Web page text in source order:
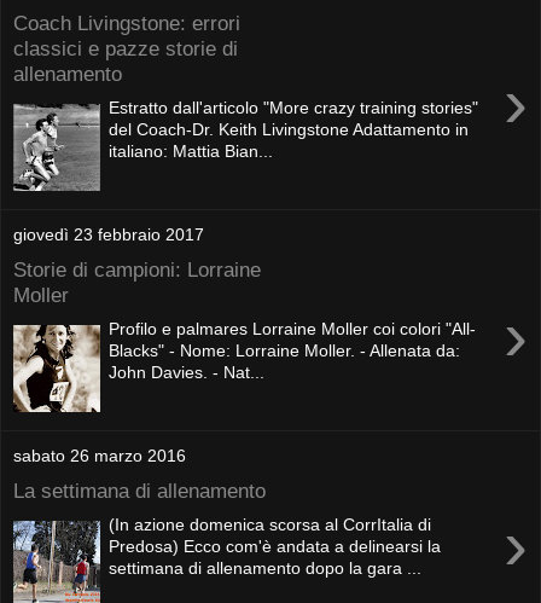
Coach Livingstone: errori
classici e pazze storie di
allenamento
›
Estratto dall'articolo "More crazy training stories"
del Coach-Dr. Keith Livingstone Adattamento in
italiano: Mattia Bian...
giovedì 23 febbraio 2017
Storie di campioni: Lorraine
Moller
›
Profilo e palmares Lorraine Moller coi colori "All-
Blacks" - Nome: Lorraine Moller. - Allenata da:
John Davies. - Nat...
sabato 26 marzo 2016
La settimana di allenamento
›
(In azione domenica scorsa al CorrItalia di
Predosa) Ecco com'è andata a delinearsi la
settimana di allenamento dopo la gara ...